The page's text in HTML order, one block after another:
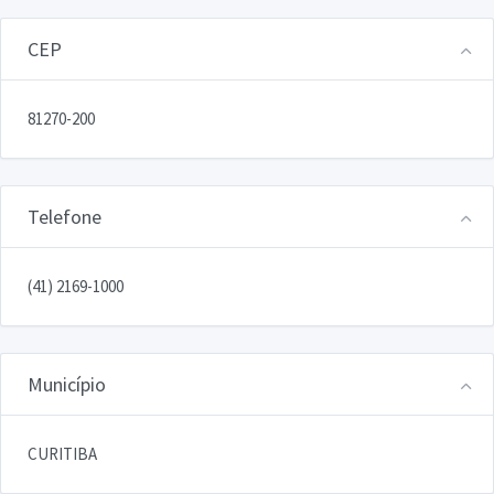
CEP
81270-200
Telefone
(41) 2169-1000
Município
CURITIBA